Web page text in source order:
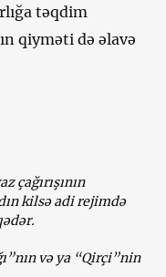
təqdim
qiyməti də əlavə
çağırışının
kilsə adi rejimdə
və ya “Qirçi”nin